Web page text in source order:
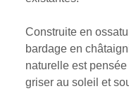
Construite en
bardage en
naturelle est
griser au soleil et